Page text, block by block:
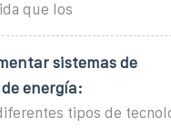
que los
sistemas de
energía:
tipos de